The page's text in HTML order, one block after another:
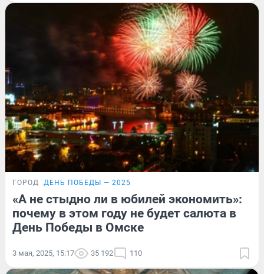
ГОРОД ДЕНЬ ПОБЕДЫ — 2025
«А не стыдно ли в юбилей экономить»:
почему в этом году не будет салюта в
День Победы в Омске
3 мая, 2025, 15:17 35 192 110